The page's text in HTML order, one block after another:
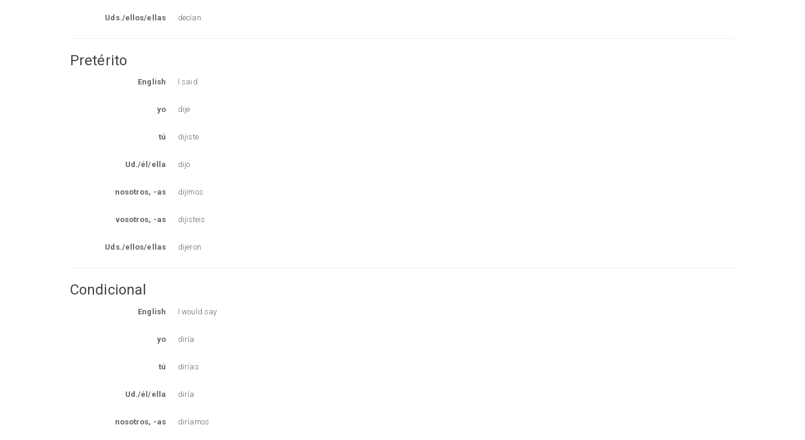
Uds./ellos/ellas decían
Pretérito
English I said
yo dije
tú dijiste
Ud./él/ella dijo
nosotros, -as dijimos
vosotros, -as dijisteis
Uds./ellos/ellas dijeron
Condicional
English I would say
yo diría
tú dirías
Ud./él/ella diría
nosotros, -as diríamos